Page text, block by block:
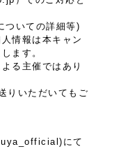
ついての詳細等)
情報は本キャン
ます。
る主催ではあり
りいただいてもご
にて